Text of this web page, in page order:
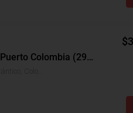
Casa Venta, Loma De Oro, Puerto Colombia (29121)